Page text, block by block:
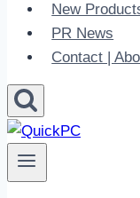
New
PR News
Contact |